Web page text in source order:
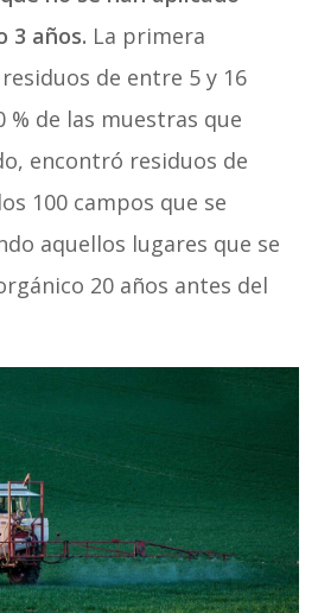
3 años. La primera
de entre 5 y 16
% de las muestras que
encontró residuos de
100 campos que se
aquellos lugares que se
20 años antes del